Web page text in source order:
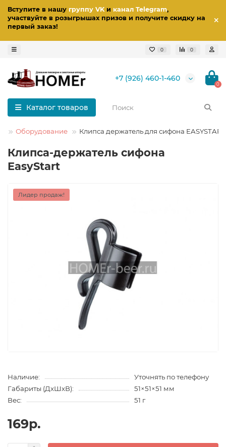
Вступите в нашу группу VKи канал Telegram,
участвуйте в розыгрышах призов и получите скидку на
первый заказ!
0 0
+7 (926) 460-1-460
0
Каталог товаров
Оборудование Клипса держатель для сифона EASYSTART
Клипса-держатель сифона
EasyStart
Лидер продаж!
Наличие:
Уточнять по телефону
Габариты (ДхШхВ):
51×51×51 мм
Вес:
51 г
169р.